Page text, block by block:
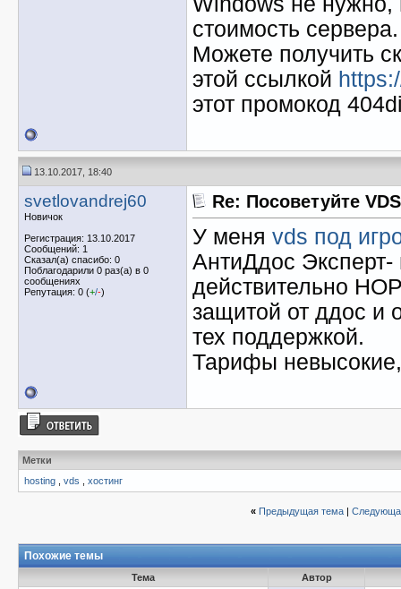
стоимость сервера.
Можете получить
этой ссылкой
этот промокод
13.10.2017, 18:40
svetlovandrej60
Новичок
Регистрация: 13.10.2017
Сообщений: 1
Сказал(а) спасибо: 0
Поблагодарили 0 раз(а) в 0
сообщениях
Репутация: 0 (+/-)
Re: Посоветуйте VDS
У меня vds под
АнтиДдос Эксперт-
действительно
защитой от ддос и
тех поддержкой.
Тарифы
Метки
hosting
vds хостинг
« Предыдущая тема|
Похожие темы
Тема
Автор